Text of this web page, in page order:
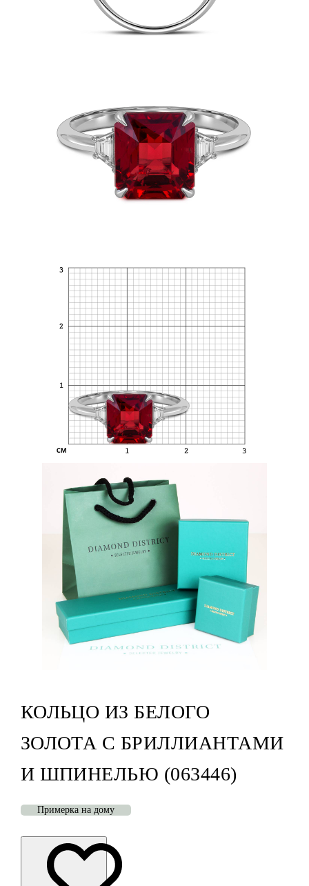
КОЛЬЦО ИЗ БЕЛОГО
ЗОЛОТА С БРИЛЛИАНТАМИ
И ШПИНЕЛЬЮ (063446)
Примерка на дому